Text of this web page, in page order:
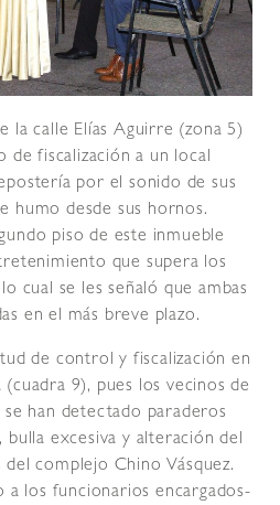
la calle Elías Aguirre (zona 5)
de fiscalización a un local
por el sonido de sus
humo desde sus hornos.
piso de este inmueble
que supera los
cual se les señaló que ambas
en el más breve plazo.
de control y fiscalización en
9), pues los vecinos de
han detectado paraderos
bulla excesiva y alteración del
complejo Chino Vásquez.
a los funcionarios encargados-